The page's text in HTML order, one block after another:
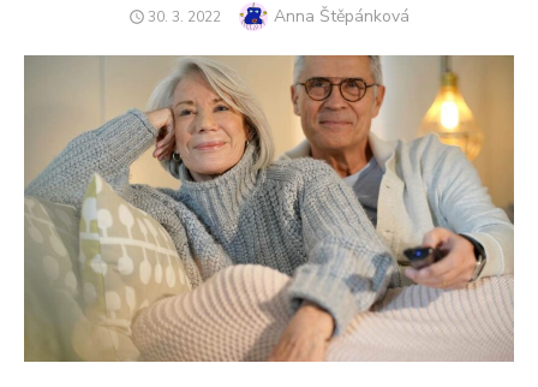
POSTED
30. 3. 2022 Author
Anna Štěpánková